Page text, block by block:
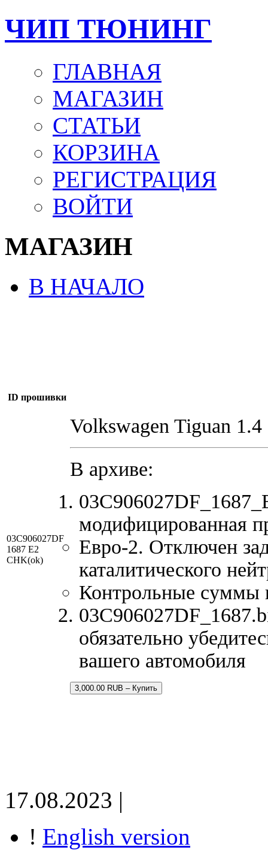
ЧИП ТЮНИНГ
ГЛАВНАЯ
МАГАЗИН
СТАТЬИ
КОРЗИНА
РЕГИСТРАЦИЯ
ВОЙТИ
МАГАЗИН
В НАЧАЛО
ID прошивки
03C906027DF
1687 E2
CHK(ok)
Volkswagen Tiguan 1.4
В архиве:
модифицированная
Евро-2. Отключен
каталитического
Контрольные суммы
обязательно
вашего автомобиля
3,000.00 RUB – Купить
17.08.2023 |
! English version